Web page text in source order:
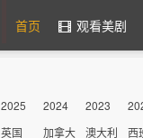
首页 观看美剧
2025 2024 2023
英国 加拿大
澳大利
西